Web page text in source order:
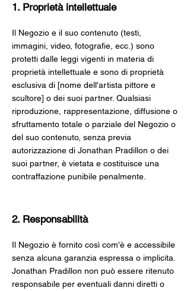
1. Proprietà intellettuale
Il Negozio e il suo contenuto (testi,
immagini, video, fotografie, ecc.) sono
protetti dalle leggi vigenti in materia di
proprietà intellettuale e sono di proprietà
esclusiva di [nome dell'artista pittore e
scultore] o dei suoi partner. Qualsiasi
riproduzione, rappresentazione, diffusione o
sfruttamento totale o parziale del Negozio o
del suo contenuto, senza previa
autorizzazione di Jonathan Pradillon o dei
suoi partner, è vietata e costituisce una
contraffazione punibile penalmente.
2. Responsabilità
Il Negozio è fornito così com'è e accessibile
senza alcuna garanzia espressa o implicita.
Jonathan Pradillon non può essere ritenuto
responsabile per eventuali danni diretti o